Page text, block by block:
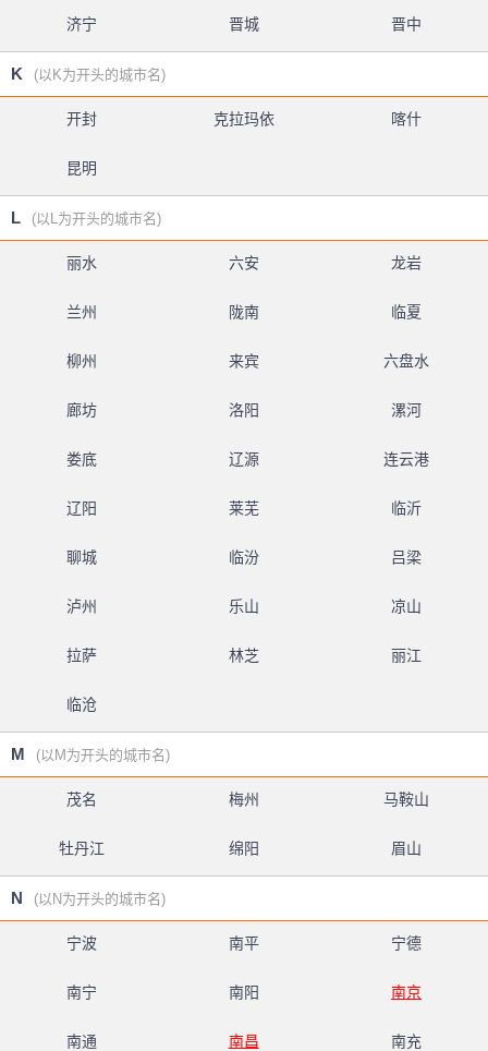
济宁 晋城 晋中
K (以K为开头的城市名)
开封 克拉玛依 喀什
昆明
L (以L为开头的城市名)
丽水 六安 龙岩
兰州 陇南 临夏
柳州 来宾 六盘水
廊坊 洛阳 漯河
娄底 辽源 连云港
辽阳 莱芜 临沂
聊城 临汾 吕梁
泸州 乐山 凉山
拉萨 林芝 丽江
临沧
M (以M为开头的城市名)
茂名 梅州 马鞍山
牡丹江 绵阳 眉山
N (以N为开头的城市名)
宁波 南平 宁德
南宁 南阳 南京
南通 南昌 南充